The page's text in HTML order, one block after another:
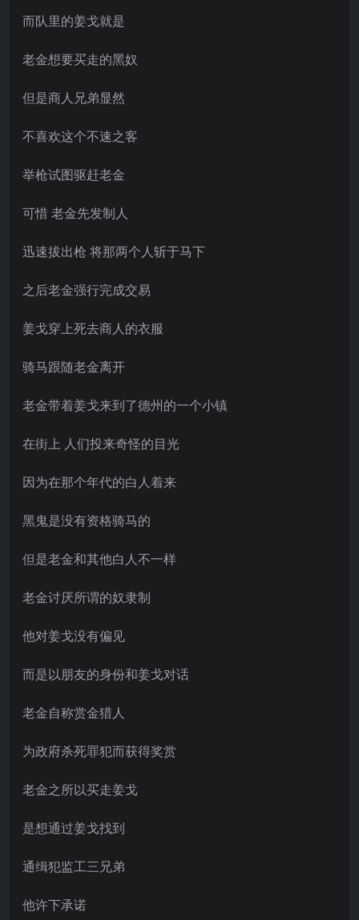
而队里的姜戈就是
老金想要买走的黑奴
但是商人兄弟显然
不喜欢这个不速之客
举枪试图驱赶老金
可惜 老金先发制人
迅速拔出枪 将那两个人斩于马下
之后老金强行完成交易
姜戈穿上死去商人的衣服
骑马跟随老金离开
老金带着姜戈来到了德州的一个小镇
在街上 人们投来奇怪的目光
因为在那个年代的白人着来
黑鬼是没有资格骑马的
但是老金和其他白人不一样
老金讨厌所谓的奴隶制
他对姜戈没有偏见
而是以朋友的身份和姜戈对话
老金自称赏金猎人
为政府杀死罪犯而获得奖赏
老金之所以买走姜戈
是想通过姜戈找到
通缉犯监工三兄弟
他许下承诺